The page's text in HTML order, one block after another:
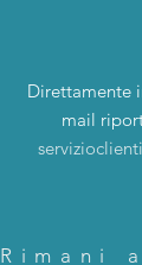
Direttamente
mail
Rimani